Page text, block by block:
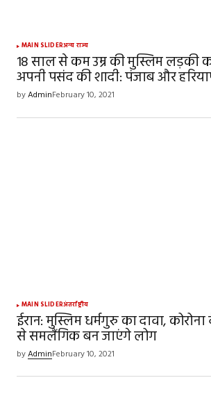
Your E-mail*
browser for the next time I
MAIN SLIDERअन्य राज्य
18 साल से कम उम्र की मुस्लिम लड़की
अपनी पसंद की शादी: पंजाब और
byAdminFebruary 10, 2021
MAIN SLIDERअंतर्राष्ट्रीय
ईरान: मुस्लिम धर्मगुरु का दावा,
से समलैंगिक बन जाएंगे लोग
byAdminFebruary 10, 2021